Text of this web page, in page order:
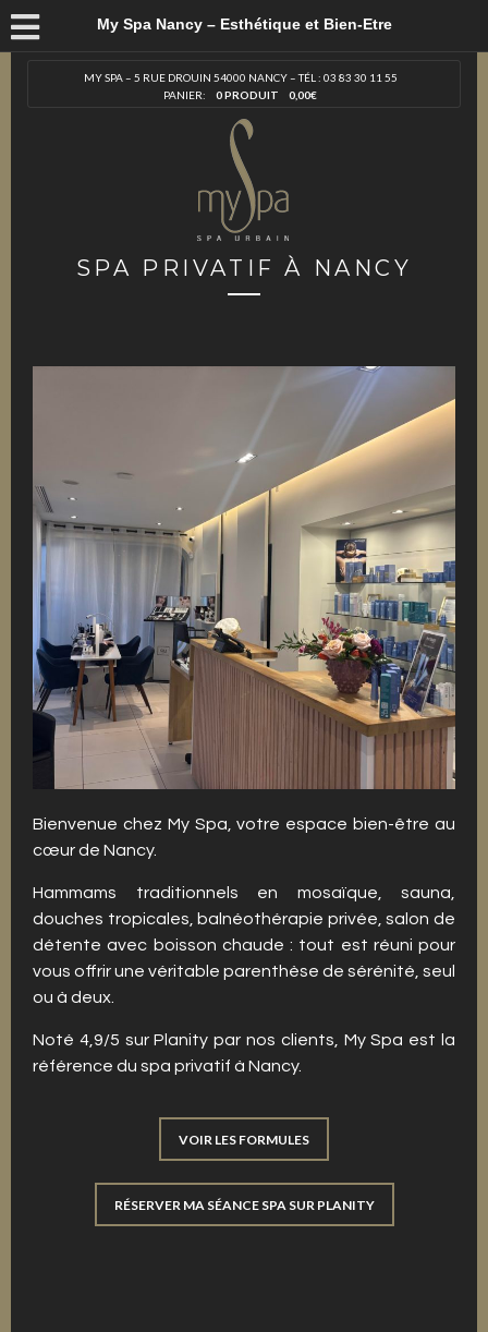
My Spa Nancy – Esthétique et Bien-Etre
MY SPA – 5 RUE DROUIN 54000 NANCY – TÉL : 03 83 30 11 55
PANIER:
0 PRODUIT 0,00€
SPA PRIVATIF À NANCY
Bienvenue chez My Spa, votre espace bien-être au
cœur de Nancy.
Hammams traditionnels en mosaïque, sauna,
douches tropicales, balnéothérapie privée, salon de
détente avec boisson chaude : tout est réuni pour
vous offrir une véritable parenthèse de sérénité, seul
ou à deux.
Noté 4,9/5 sur Planity par nos clients, My Spa est la
référence du spa privatif à Nancy.
VOIR LES FORMULES
RÉSERVER MA SÉANCE SPA SUR PLANITY